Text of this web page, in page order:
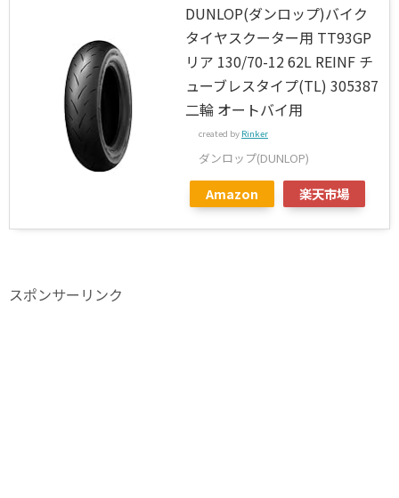
DUNLOP(ダンロップ)バイク
タイヤスクーター用 TT93GP
リア 130/70-12 62L REINF チ
ューブレスタイプ(TL) 305387
二輪 オートバイ用
created by Rinker
ダンロップ(DUNLOP)
Amazon 楽天市場
スポンサーリンク